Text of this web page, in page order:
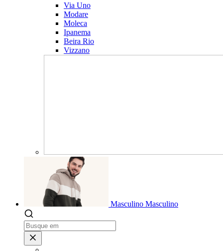
Via Uno
Modare
Moleca
Ipanema
Beira Rio
Vizzano
Masculino Masculino